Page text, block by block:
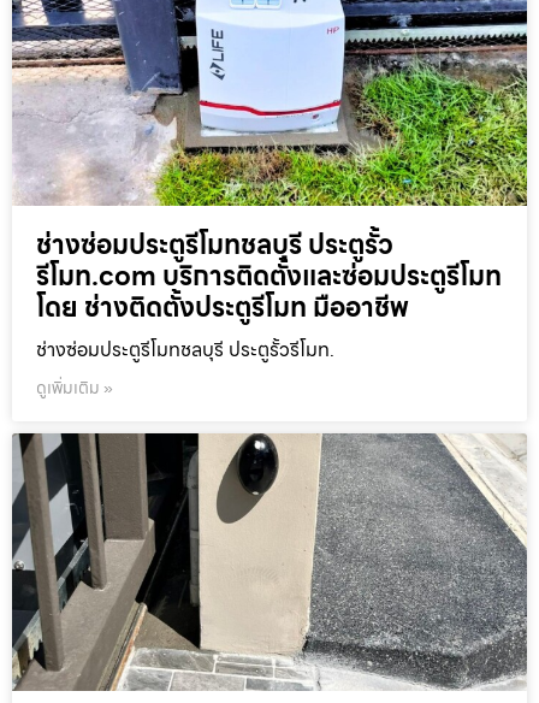
ช่างซ่อมประตูรีโมทชลบุรี ประตูรั้ว
รีโมท.com บริการติดตั้งและซ่อมประตูรีโมท
โดย ช่างติดตั้งประตูรีโมท มืออาชีพ
ช่างซ่อมประตูรีโมทชลบุรี ประตูรั้วรีโมท.
ดูเพิ่มเติม »